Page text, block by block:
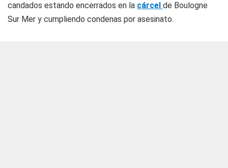
candados estando encerrados en la cárcel de Boulogne
Sur Mer y cumpliendo condenas por asesinato.